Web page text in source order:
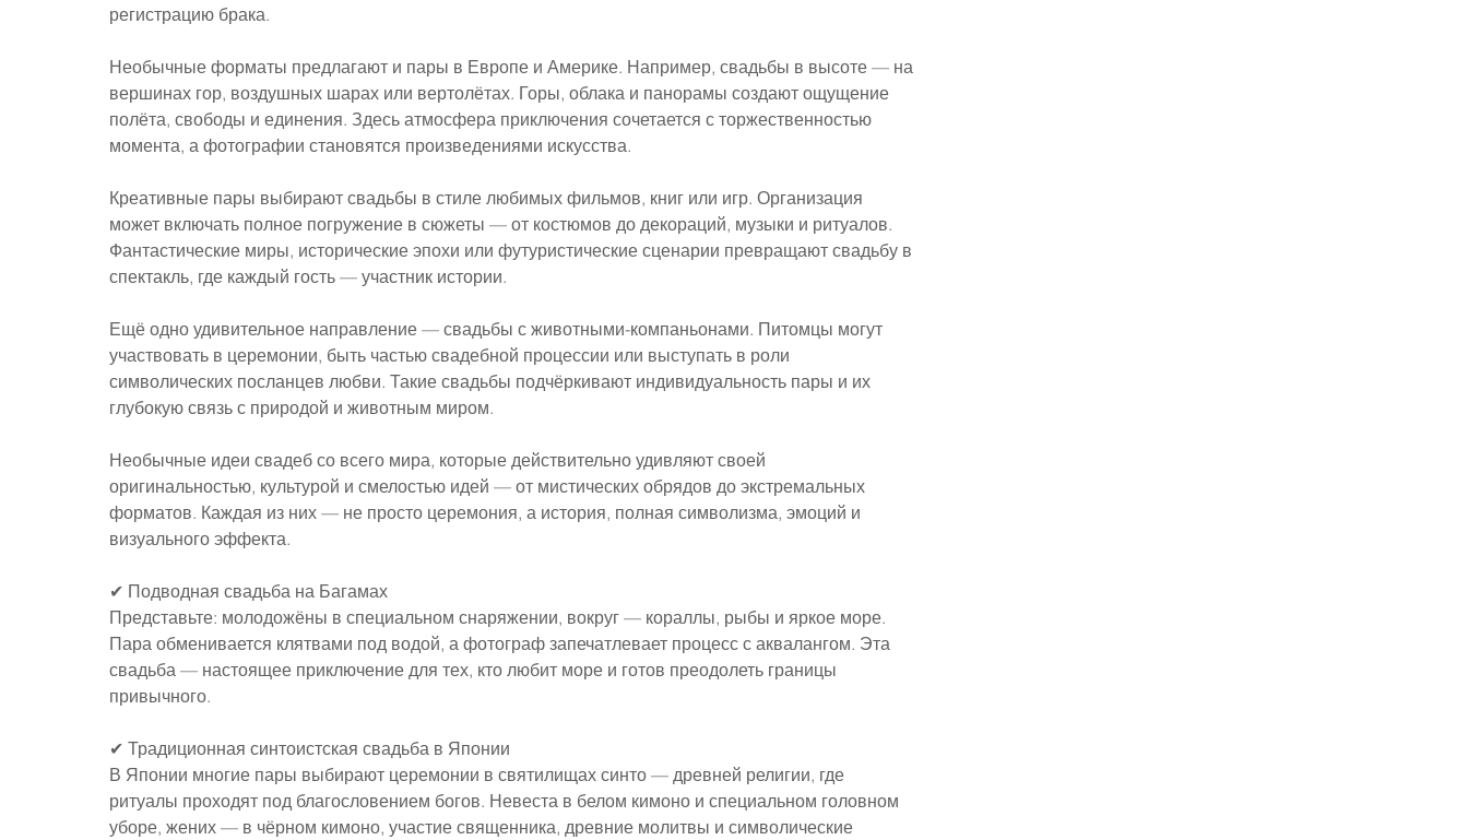
регистрацию брака.
Необычные форматы предлагают и пары в Европе и Америке. Например, свадьбы в высоте — на
вершинах гор, воздушных шарах или вертолётах. Горы, облака и панорамы создают ощущение
полёта, свободы и единения. Здесь атмосфера приключения сочетается с торжественностью
момента, а фотографии становятся произведениями искусства.
Креативные пары выбирают свадьбы в стиле любимых фильмов, книг или игр. Организация
может включать полное погружение в сюжеты — от костюмов до декораций, музыки и ритуалов.
Фантастические миры, исторические эпохи или футуристические сценарии превращают свадьбу в
спектакль, где каждый гость — участник истории.
Ещё одно удивительное направление — свадьбы с животными-компаньонами. Питомцы могут
участвовать в церемонии, быть частью свадебной процессии или выступать в роли
символических посланцев любви. Такие свадьбы подчёркивают индивидуальность пары и их
глубокую связь с природой и животным миром.
Необычные идеи свадеб со всего мира, которые действительно удивляют своей
оригинальностью, культурой и смелостью идей — от мистических обрядов до экстремальных
форматов. Каждая из них — не просто церемония, а история, полная символизма, эмоций и
визуального эффекта.
✔ Подводная свадьба на Багамах
Представьте: молодожёны в специальном снаряжении, вокруг — кораллы, рыбы и яркое море.
Пара обменивается клятвами под водой, а фотограф запечатлевает процесс с аквалангом. Эта
свадьба — настоящее приключение для тех, кто любит море и готов преодолеть границы
привычного.
✔ Традиционная синтоистская свадьба в Японии
В Японии многие пары выбирают церемонии в святилищах синто — древней религии, где
ритуалы проходят под благословением богов. Невеста в белом кимоно и специальном головном
уборе, жених — в чёрном кимоно, участие священника, древние молитвы и символические